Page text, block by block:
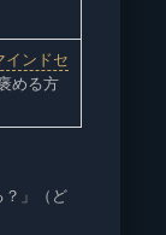
インドセ
める方
？」（ど